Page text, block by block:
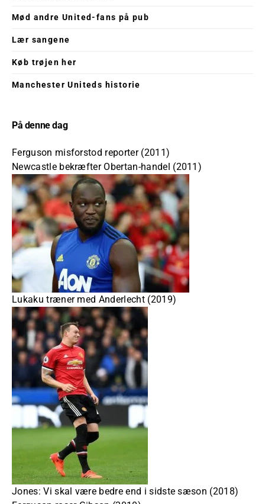
Mød andre United-fans på pub
Lær sangene
Køb trøjen her
Manchester Uniteds historie
På denne dag
Ferguson misforstod reporter (2011)
Newcastle bekræfter Obertan-handel (2011)
Lukaku træner med Anderlecht (2019)
Jones: Vi skal være bedre end i sidste sæson (2018)